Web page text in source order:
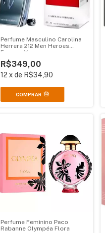
Perfume Masculino Carolina
Herrera 212 Men Heroes
Forever Young
R$349,00
12 xde R$34,90
COMPRAR
Perfume Feminino Paco
Rabanne Olympéa Flora